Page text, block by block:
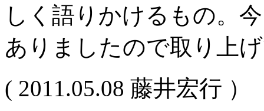
しく語りかけるもの。
ありましたので取り上
( 2011.05.08 藤井宏行 ）